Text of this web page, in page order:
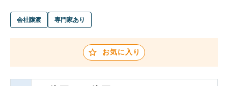
M&A専門家の方へ
会社譲渡 専門家あり
お気に入り